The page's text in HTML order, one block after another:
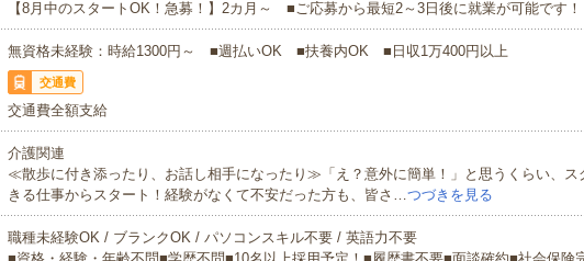
【8月中のスタートOK！急募！】2カ月～ ■ご応募から最短2～3日後に就業が可能です！
無資格未経験：時給1300円～ ■週払いOK ■扶養内OK ■日収1万400円以上
交通費
交通費全額支給
介護関連
≪散歩に付き添ったり、お話し相手になったり≫「え？意外に簡単！」と思うくらい、ス
きる仕事からスタート！経験がなくて不安だった方も、皆さ…つづきを見る
職種未経験OK / ブランクOK / パソコンスキル不要 / 英語力不要